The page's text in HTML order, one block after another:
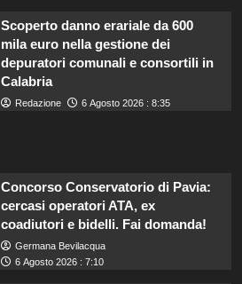
Scoperto danno erariale da 600
mila euro nella gestione dei
depuratori comunali e consortili in
Calabria
Redazione 6 Agosto 2026 : 8:35
Concorso Conservatorio di Pavia:
cercasi operatori ATA, ex
coadiutori e bidelli. Fai domanda!
Germana Bevilacqua
6 Agosto 2026 : 7:10